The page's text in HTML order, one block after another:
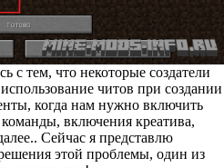
с тем, что некоторые создатели
читов при создании
когда нам нужно включить
включения креатива,
Сейчас я представлю
этой проблемы, один из